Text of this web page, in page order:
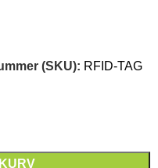
(SKU): RFID-TAG